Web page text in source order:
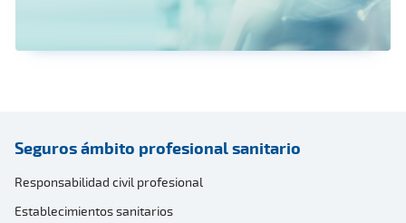
Seguros ámbito profesional sanitario
Responsabilidad civil profesional
Establecimientos sanitarios